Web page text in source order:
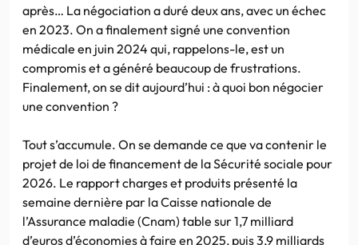
après… La négociation a duré deux ans, avec un échec
en 2023. On a finalement signé une convention
médicale en juin 2024 qui, rappelons-le, est un
compromis et a généré beaucoup de frustrations.
Finalement, on se dit aujourd’hui : à quoi bon négocier
une convention ?
Tout s’accumule. On se demande ce que va contenir le
projet de loi de financement de la Sécurité sociale pour
2026. Le rapport charges et produits présenté la
semaine dernière par la Caisse nationale de
l’Assurance maladie (Cnam) table sur 1,7 milliard
d’euros d’économies à faire en 2025, puis 3,9 milliards